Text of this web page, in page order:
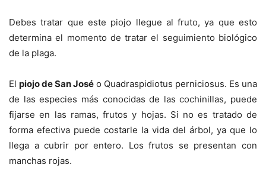
Debes tratar que este piojo llegue al fruto, ya que esto
determina el momento de tratar el seguimiento biológico
de la plaga.
El piojo de San José o Quadraspidiotus perniciosus. Es una
de las especies más conocidas de las cochinillas, puede
fijarse en las ramas, frutos y hojas. Si no es tratado de
forma efectiva puede costarle la vida del árbol, ya que lo
llega a cubrir por entero. Los frutos se presentan con
manchas rojas.